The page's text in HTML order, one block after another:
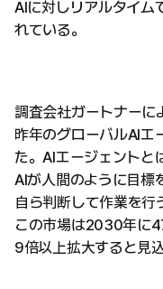
AIに対しリアルタイム
れている。
調査会社ガートナーに
昨年のグローバルAIエ
た。AIエージェントと
AIが人間のように目標
自ら判断して作業を行
この市場は2030年に
9倍以上拡大すると見